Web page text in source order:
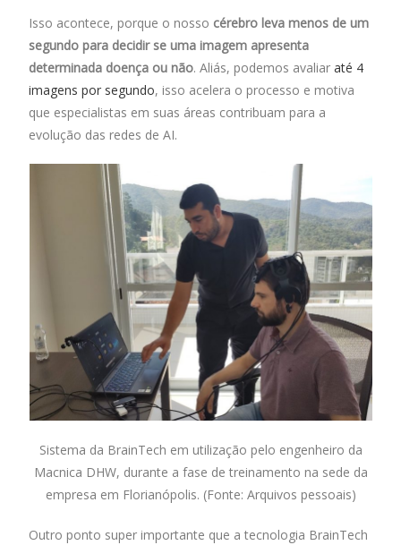
Isso acontece, porque o nosso cérebro leva menos de um
segundo para decidir se uma imagem apresenta
determinada doença ou não. Aliás, podemos avaliaraté 4
imagens por segundo, isso acelera o processo e motiva
que especialistas em suas áreas contribuam para a
evolução das redes de AI.
Sistema da BrainTech em utilização pelo engenheiro da
Macnica DHW, durante a fase de treinamento na sede da
empresa em Florianópolis. (Fonte: Arquivos pessoais)
Outro ponto super importante que a tecnologia BrainTech